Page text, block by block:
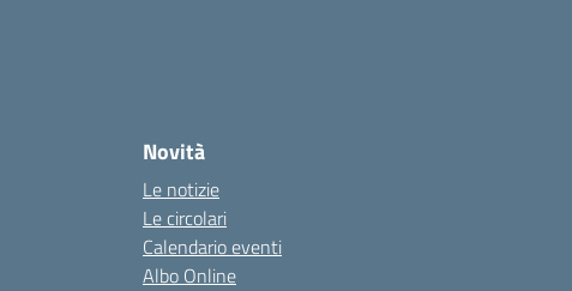
Novità
Le notizie
Le circolari
Calendario eventi
Albo Online